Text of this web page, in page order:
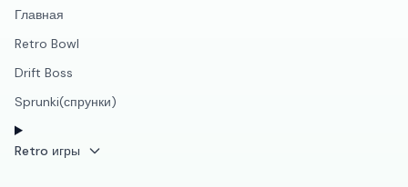
Главная
Retro Bowl
Drift Boss
Sprunki(спрунки)
Retro игры